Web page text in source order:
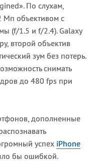
По слухам,
Мп объективом с
(f/1.5 и f/2.4). Galaxy
второй объектив
зум без потерь.
снимать
до 480 fps при
дополненные
успех iPhone
бы ошибкой.